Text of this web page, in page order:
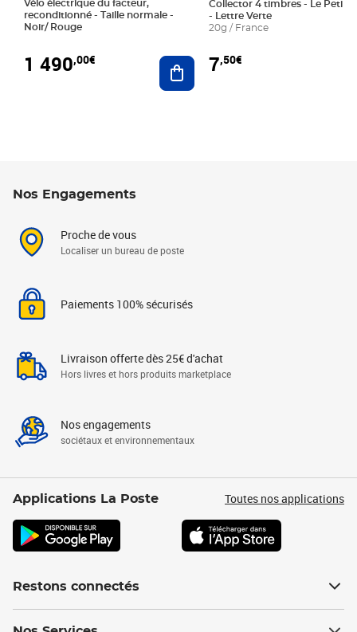
Vélo électrique du facteur,
reconditionné - Taille normale -
Noir/ Rouge
1 490,00€ Ajouter au panier
Collector 4 timbres - Le Petit
- Lettre Verte
20g / France
7,50€
Nos Engagements
Proche de vous
Localiser un bureau de poste
Paiements 100% sécurisés
Livraison offerte dès 25€ d'achat
Hors livres et hors produits marketplace
Nos engagements
sociétaux et environnementaux
Applications La Poste Toutes nos applications
Restons connectés